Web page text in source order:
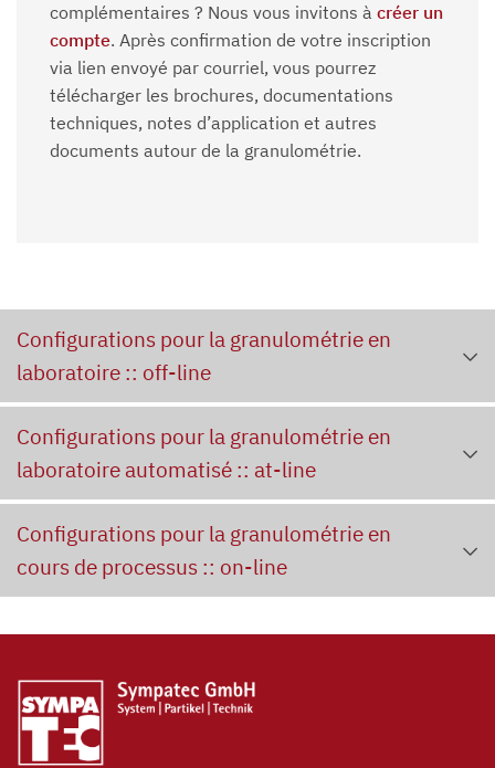
complémentaires ? Nous vous invitons à créer un
compte. Après confirmation de votre inscription
via lien envoyé par courriel, vous pourrez
télécharger les brochures, documentations
techniques, notes d’application et autres
documents autour de la granulométrie.
Configurations pour la granulométrie en
laboratoire :: off-line
Configurations pour la granulométrie en
laboratoire automatisé :: at-line
Configurations pour la granulométrie en
cours de processus :: on-line